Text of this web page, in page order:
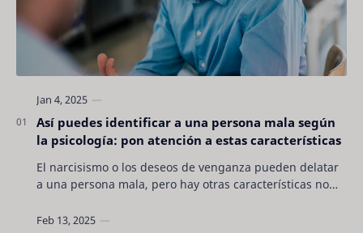
Así puedes identificar a una persona mala según
la psicología: pon atención a estas características
El narcisismo o los deseos de venganza pueden delatar
a una persona mala, pero hay otras características no